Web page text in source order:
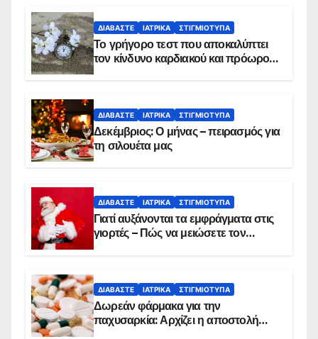
ΔΙΑΒΆΣΤΕ ΙΑΤΡΙΚΆ ΣΤΙΓΜΙΌΤΥΠΑ
Το γρήγορο τεστ που αποκαλύπτει
τον κίνδυνο καρδιακού και πρόωρου
ΔΙΑΒΆΣΤΕ ΙΑΤΡΙΚΆ ΣΤΙΓΜΙΌΤΥΠΑ
Δεκέμβριος: Ο μήνας – πειρασμός για
τη σιλουέτα μας
ΔΙΑΒΆΣΤΕ ΙΑΤΡΙΚΆ ΣΤΙΓΜΙΌΤΥΠΑ
Γιατί αυξάνονται τα εμφράγματα στις
γιορτές – Πώς να μειώσετε τον
ΔΙΑΒΆΣΤΕ ΙΑΤΡΙΚΆ ΣΤΙΓΜΙΌΤΥΠΑ
Δωρεάν φάρμακα για την
παχυσαρκία: Αρχίζει η αποστολή